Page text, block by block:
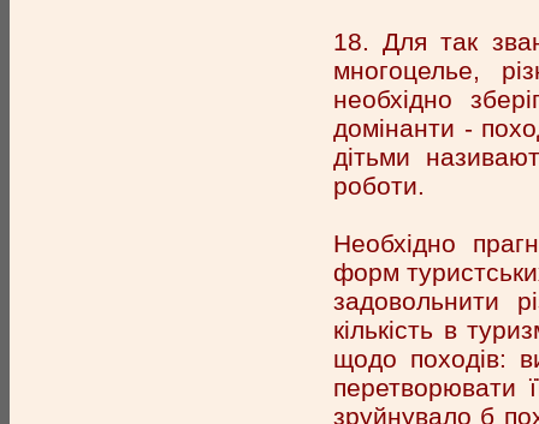
18. Для так
многоцелье,
необхідно
домінанти -
дітьми
роботи.
Необхідно
форм
задовольнити
кількість в
щодо походів:
перетворювати
зруйнувало б